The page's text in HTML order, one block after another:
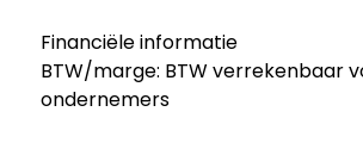
Financiële informatie
BTW/marge: BTW verrekenbaar
ondernemers